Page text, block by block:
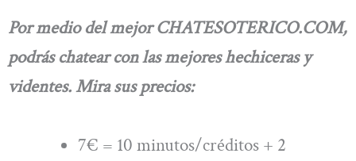
Por medio del mejor CHATESOTERICO.COM,
podrás chatear con las mejores hechiceras y
videntes. Mira sus precios:
7€ = 10 minutos/créditos + 2